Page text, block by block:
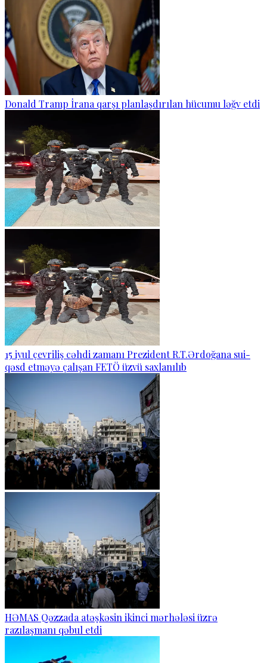
Donald Tramp İrana qarşı planlaşdırılan hücumu ləğv etdi
15 iyul çevriliş cəhdi zamanı Prezident R.T.Ərdoğana sui-
qəsd etməyə çalışan FETÖ üzvü saxlanılıb
HƏMAS Qəzzada atəşkəsin ikinci mərhələsi üzrə
razılaşmanı qəbul etdi